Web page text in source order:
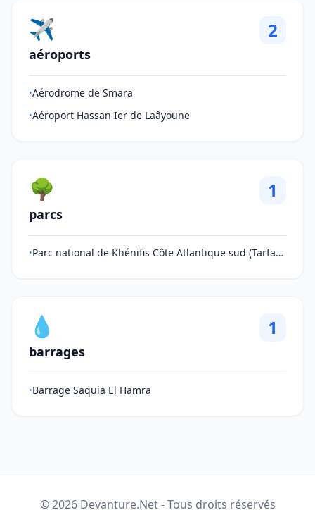
✈️
aéroports
2
•Aérodrome de Smara
•Aéroport Hassan Ier de Laâyoune
🌳
parcs
1
• Parc national de Khénifis Côte Atlantique sud (Tarfaya)
💧
barrages
1
•Barrage Saquia El Hamra
© 2026 Devanture.Net - Tous droits réservés